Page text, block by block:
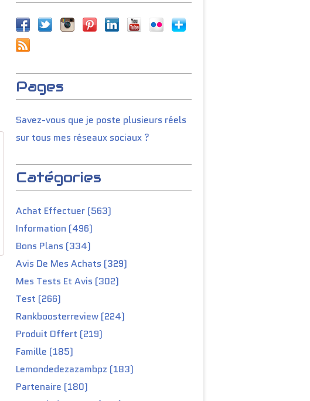
Pages
Savez-vous que je poste plusieurs réels
sur tous mes réseaux sociaux ?
Catégories
Achat Effectuer (563)
Information (496)
Bons Plans (334)
Avis De Mes Achats (329)
Mes Tests Et Avis (302)
Test (266)
Rankboosterreview (224)
Produit Offert (219)
Famille (185)
Lemondedezazambpz (183)
Partenaire (180)